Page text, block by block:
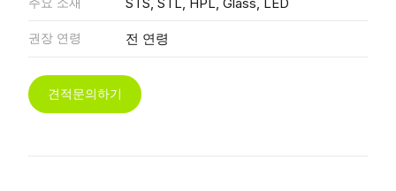
STS, STL, HPL, Glass, LED
권장 연령 전 연령
견적문의하기